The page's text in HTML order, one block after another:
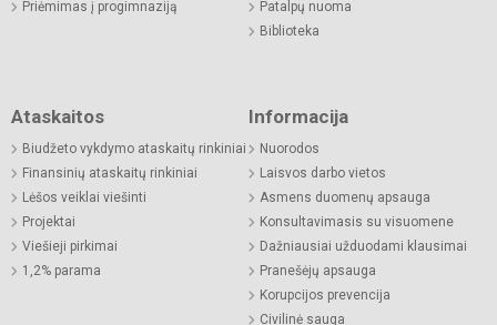
Priėmimas į progimnaziją
Patalpų nuoma
Biblioteka
Ataskaitos
Biudžeto vykdymo ataskaitų rinkiniai
Finansinių ataskaitų rinkiniai
Lėšos veiklai viešinti
Projektai
Viešieji pirkimai
1,2% parama
Informacija
Nuorodos
Laisvos darbo vietos
Asmens duomenų apsauga
Konsultavimasis su visuomene
Dažniausiai užduodami klausimai
Pranešėjų apsauga
Korupcijos prevencija
Civilinė sauga